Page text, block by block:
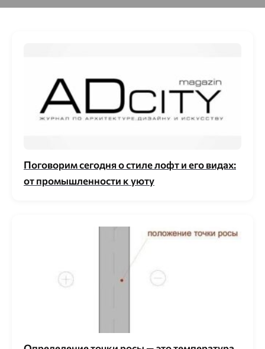
Поговорим сегодня о стиле лофт и его видах:
от промышленности к уюту